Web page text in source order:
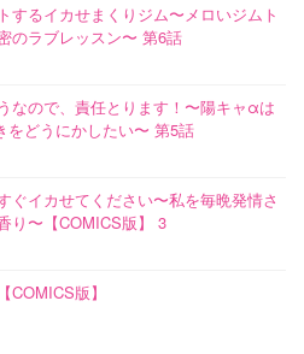
するイカせまくりジム〜メロいジムト
のラブレッスン〜 第6話
なので、責任とります！〜陽キャαは
をどうにかしたい〜 第5話
ぐイカせてください〜私を毎晩発情さ
り〜【COMICS版】 3
COMICS版】